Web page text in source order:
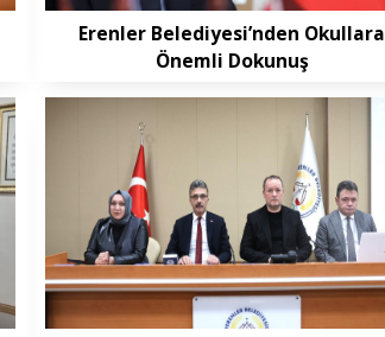
Erenler Belediyesi’nden Okullara
Önemli Dokunuş